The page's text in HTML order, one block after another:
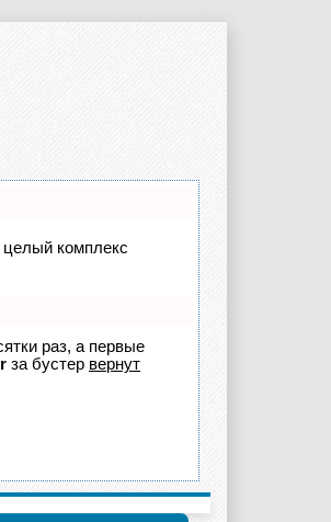
целый комплекс
раз, а первые
за бустер вернут